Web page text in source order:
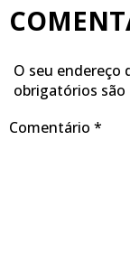
O seu endereço
obrigatórios são
Comentário *